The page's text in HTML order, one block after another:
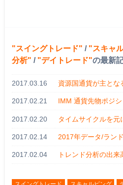
スイングトレード / スキャ
分析
/ デイトレード の最新
2017.03.16 資源国通貨が主とな
2017.02.21 IMM 通貨先物ポジ
2017.02.20 タイムサイクルを元
2017.02.14 2017年データ/ラン
2017.02.04 トレンド分析の出来